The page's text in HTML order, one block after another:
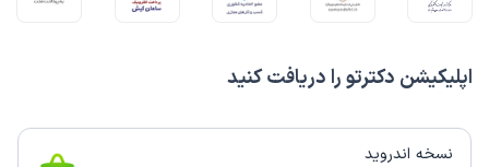
اپلیکیشن دکترتو را دریافت کنید
نسخه اندروید